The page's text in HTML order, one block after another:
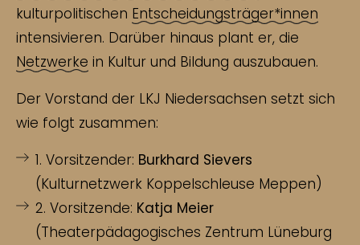
kulturpolitischen Entscheidungsträger*innen
intensivieren. Darüber hinaus plant er, die
Netzwerke in Kultur und Bildung auszubauen.
Der Vorstand der LKJ Niedersachsen setzt sich
wie folgt zusammen:
1. Vorsitzender: Burkhard Sievers
(Kulturnetzwerk Koppelschleuse Meppen)
2. Vorsitzende: Katja Meier
(Theaterpädagogisches Zentrum Lüneburg